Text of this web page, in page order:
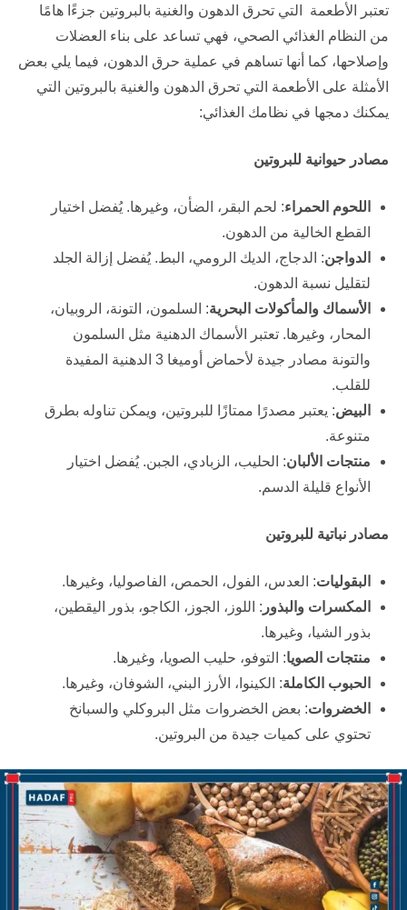
تعتبر الأطعمة التي تحرق الدهون والغنية بالبروتين جزءًا هامًا
من النظام الغذائي الصحي، فهي تساعد على بناء العضلات
وإصلاحها، كما أنها تساهم في عملية حرق الدهون، فيما يلي بعض
الأمثلة على الأطعمة التي تحرق الدهون والغنية بالبروتين التي
يمكنك دمجها في نظامك الغذائي:
مصادر حيوانية للبروتين
اللحوم الحمراء: لحم البقر، الضأن، وغيرها. يُفضل اختيار
القطع الخالية من الدهون.
الدواجن: الدجاج، الديك الرومي، البط. يُفضل إزالة الجلد
لتقليل نسبة الدهون.
الأسماك والمأكولات البحرية: السلمون، التونة، الروبيان،
المحار، وغيرها. تعتبر الأسماك الدهنية مثل السلمون
والتونة مصادر جيدة لأحماض أوميغا 3 الدهنية المفيدة
للقلب.
البيض: يعتبر مصدرًا ممتازًا للبروتين، ويمكن تناوله بطرق
متنوعة.
منتجات الألبان: الحليب، الزبادي، الجبن. يُفضل اختيار
الأنواع قليلة الدسم.
مصادر نباتية للبروتين
البقوليات: العدس، الفول، الحمص، الفاصوليا، وغيرها.
المكسرات والبذور : اللوز، الجوز، الكاجو، بذور اليقطين،
بذور الشيا، وغيرها.
منتجات الصويا: التوفو، حليب الصويا، وغيرها.
الحبوب الكاملة: الكينوا، الأرز البني، الشوفان، وغيرها.
الخضروات: بعض الخضروات مثل البروكلي والسبانخ
تحتوي على كميات جيدة من البروتين.